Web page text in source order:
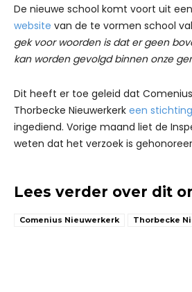
De nieuwe school komt voort uit
website van de te vormen school
gek voor woorden is dat er geen
kan worden gevolgd binnen onze
Dit heeft er toe geleid dat
Thorbecke Nieuwerkerk een
ingediend. Vorige maand liet de
weten dat het verzoek is
Lees verder over dit
Comenius Nieuwerkerk Thorbecke